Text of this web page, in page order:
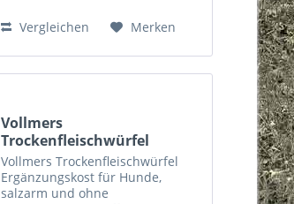
Vergleichen Merken
Vollmers
Trockenfleischwürfel
Vollmers Trockenfleischwürfel
Ergänzungskost für Hunde,
salzarm und ohne